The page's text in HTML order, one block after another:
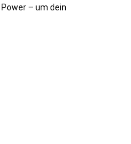
– um dein